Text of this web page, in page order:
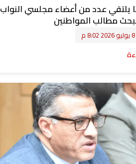
يلتقي عدد من أعضاء مجلسي النواب
مطالب المواطنين